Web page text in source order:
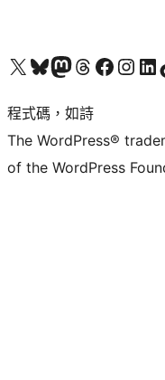
查看我們的 X (之前的 Twitter) 帳號造訪我們的 Bluesky 帳號造訪我們的 Mastodon 帳號造訪我們的 Threads 帳號 造訪我們的 Facebook 粉絲專頁Visit ourVisit 造
程式碼，如詩
The WordPress®
of the WordPress